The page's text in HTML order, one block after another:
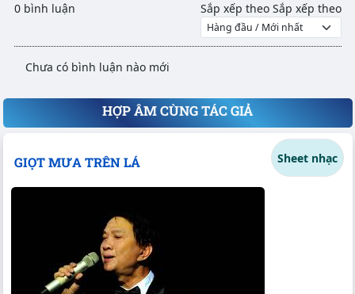
0 bình luận Sắp xếp theo Sắp xếp theo
Chưa có bình luận nào mới
HỢP ÂM CÙNG TÁC GIẢ
GIỌT MƯA TRÊN LÁ Sheet nhạc